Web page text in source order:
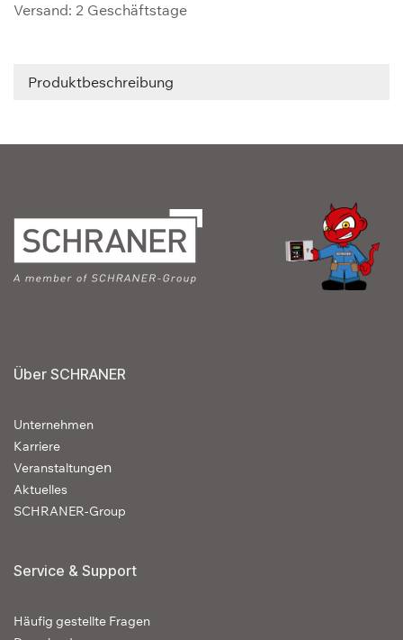
Versand: 2 Geschäftstage
Produktbeschreibung
Über SCHRANER
Unternehmen
Karriere
Veranstaltungen
Aktuelles
SCHRANER-Group
Service & Support
Häufig gestellte Fragen